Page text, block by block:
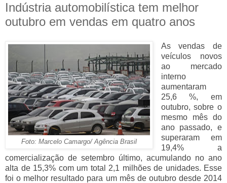
Indústria automobilística tem melhor
outubro em vendas em quatro anos
Foto: Marcelo Camargo/ Agência Brasil
As vendas de
veículos novos
ao mercado
interno
aumentaram
25,6 %, em
outubro, sobre o
mesmo mês do
ano passado, e
superaram em
19,4% a
comercialização de setembro último, acumulando no ano
alta de 15,3% com um total 2,1 milhões de unidades. Esse
foi o melhor resultado para um mês de outubro desde 2014